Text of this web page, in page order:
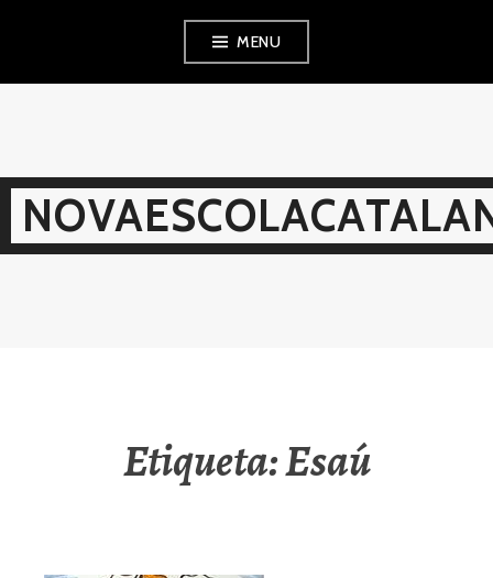
MENU
Etiqueta:Esaú